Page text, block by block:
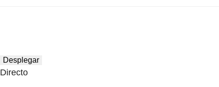
Desplegar
Directo